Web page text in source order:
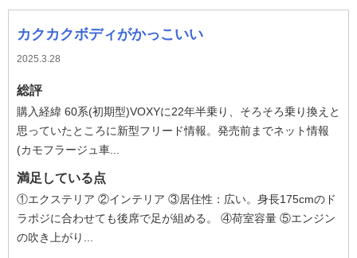
カクカクボディがかっこいい
2025.3.28
総評
購入経緯 60系(初期型)VOXYに22年半乗り、そろそろ乗り換えと
思っていたところに新型フリード情報。発売前までネット情報
(カモフラージュ車...
満足している点
①エクステリア ②インテリア ③居住性：広い。身長175cmのド
ラポジに合わせても後席で足が組める。 ④荷室容量 ⑤エンジン
の吹き上がり...